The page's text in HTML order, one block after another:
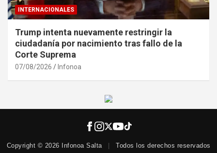
INTERNACIONALES
Trump intenta nuevamente restringir la
ciudadanía por nacimiento tras fallo de la
Corte Suprema
07/08/2026 Infonoa
Copyright © 2026 Infonoa Salta Todos los derechos reservados